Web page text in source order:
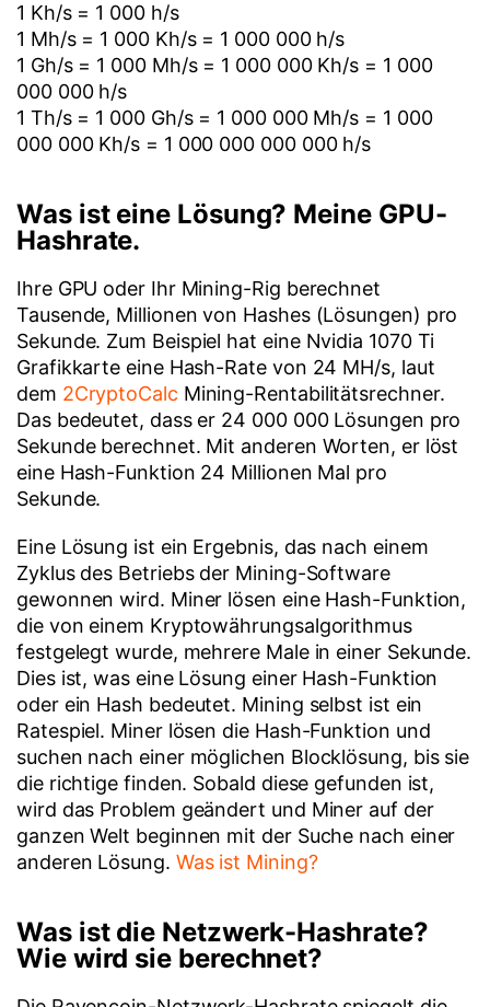
1 Kh/s = 1 000 h/s
1 Mh/s = 1 000 Kh/s = 1 000 000 h/s
1 Gh/s = 1 000 Mh/s = 1 000 000 Kh/s = 1 000
000 000 h/s
1 Th/s = 1 000 Gh/s = 1 000 000 Mh/s = 1 000
000 000 Kh/s = 1 000 000 000 000 h/s
Was ist eine Lösung? Meine GPU-
Hashrate.
Ihre GPU oder Ihr Mining-Rig berechnet
Tausende, Millionen von Hashes (Lösungen) pro
Sekunde. Zum Beispiel hat eine Nvidia 1070 Ti
Grafikkarte eine Hash-Rate von 24 MH/s, laut
dem 2CryptoCalc Mining-Rentabilitätsrechner.
Das bedeutet, dass er 24 000 000 Lösungen pro
Sekunde berechnet. Mit anderen Worten, er löst
eine Hash-Funktion 24 Millionen Mal pro
Sekunde.
Eine Lösung ist ein Ergebnis, das nach einem
Zyklus des Betriebs der Mining-Software
gewonnen wird. Miner lösen eine Hash-Funktion,
die von einem Kryptowährungsalgorithmus
festgelegt wurde, mehrere Male in einer Sekunde.
Dies ist, was eine Lösung einer Hash-Funktion
oder ein Hash bedeutet. Mining selbst ist ein
Ratespiel. Miner lösen die Hash-Funktion und
suchen nach einer möglichen Blocklösung, bis sie
die richtige finden. Sobald diese gefunden ist,
wird das Problem geändert und Miner auf der
ganzen Welt beginnen mit der Suche nach einer
anderen Lösung. Was ist Mining?
Was ist die Netzwerk-Hashrate?
Wie wird sie berechnet?